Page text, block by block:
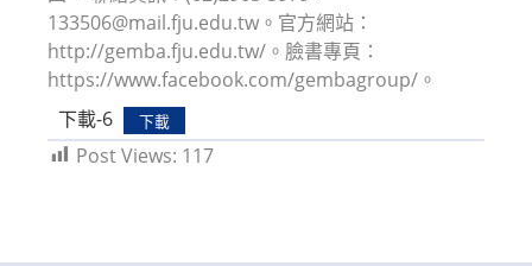
133506@mail.fju.edu.tw。官方網站：
http://gemba.fju.edu.tw/。臉書專頁：
https://www.facebook.com/gembagroup/。
下載-6
下載
Post Views: 117